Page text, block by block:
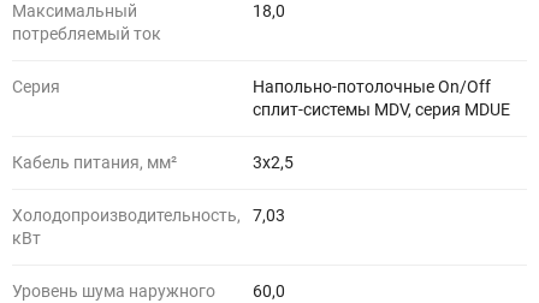
Максимальный
потребляемый ток
18,0
Серия
Напольно-потолочные On/Off
сплит-системы MDV, серия MDUE
Кабель питания, мм² 3х2,5
Холодопроизводительность,
кВт
7,03
Уровень шума наружного
60,0